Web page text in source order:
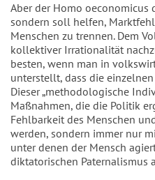
Aber der Homo oeconomicus
sondern soll helfen,
Menschen zu trennen. Dem
kollektiver Irrationalität
besten, wenn man in
unterstellt, dass die
Dieser „methodologische
Maßnahmen, die die Politik
Fehlbarkeit des Menschen
werden, sondern immer nur
unter denen der Mensch
diktatorischen Paternalismus